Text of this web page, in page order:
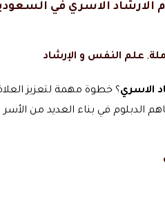
الارشاد الاسري في
, علم النفس و الإرشاد
الاسري؟ خطوة مهمة لتعزيز
الدبلوم في بناء العديد من